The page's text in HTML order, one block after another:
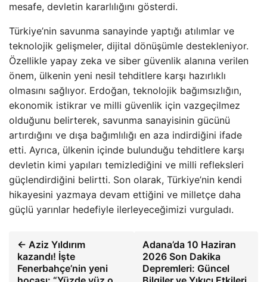
mesafe, devletin kararlılığını gösterdi.
Türkiye’nin savunma sanayinde yaptığı atılımlar ve
teknolojik gelişmeler, dijital dönüşümle destekleniyor.
Özellikle yapay zeka ve siber güvenlik alanına verilen
önem, ülkenin yeni nesil tehditlere karşı hazırlıklı
olmasını sağlıyor. Erdoğan, teknolojik bağımsızlığın,
ekonomik istikrar ve milli güvenlik için vazgeçilmez
olduğunu belirterek, savunma sanayisinin gücünü
artırdığını ve dışa bağımlılığı en aza indirdiğini ifade
etti. Ayrıca, ülkenin içinde bulunduğu tehditlere karşı
devletin kimi yapıları temizlediğini ve milli refleksleri
güçlendirdiğini belirtti. Son olarak, Türkiye’nin kendi
hikayesini yazmaya devam ettiğini ve milletçe daha
güçlü yarınlar hedefiyle ilerleyeceğimizi vurguladı.
← Aziz Yıldırım
kazandı! İşte
Fenerbahçe’nin yeni
Adana’da 10 Haziran
2026 Son Dakika
Depremleri: Güncel